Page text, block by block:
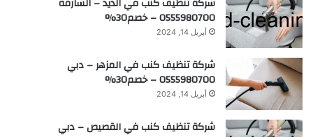
0555980700 – خصم30%
أبريل 14, 2024
شركة تنظيف كنب في المزهر – دبي
0555980700 – خصم30%
أبريل 14, 2024
شركة تنظيف كنب في القصيص – دبي